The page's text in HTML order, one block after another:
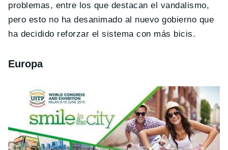
problemas, entre los que destacan el vandalismo,
pero esto no ha desanimado al nuevo gobierno que
ha decidido reforzar el sistema con más bicis.
Europa